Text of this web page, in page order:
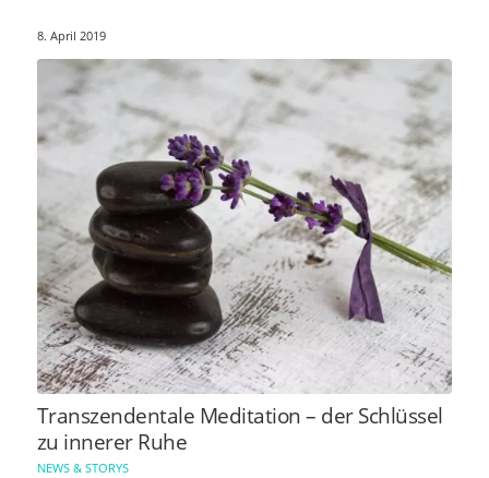
8. April 2019
Transzendentale Meditation – der Schlüssel
zu innerer Ruhe
NEWS & STORYS